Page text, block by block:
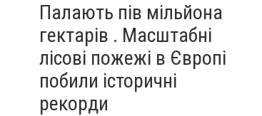
Палають пів мільйона
гектарів . Масштабні
лісові пожежі в Європі
побили історичні
рекорди